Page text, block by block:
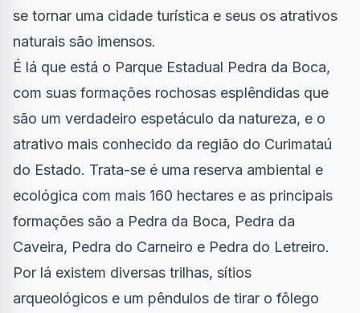
se tornar uma cidade turística e seus os atrativos
naturais são imensos.
É lá que está o Parque Estadual Pedra da Boca,
com suas formações rochosas esplêndidas que
são um verdadeiro espetáculo da natureza, e o
atrativo mais conhecido da região do Curimataú
do Estado. Trata-se é uma reserva ambiental e
ecológica com mais 160 hectares e as principais
formações são a Pedra da Boca, Pedra da
Caveira, Pedra do Carneiro e Pedra do Letreiro.
Por lá existem diversas trilhas, sítios
arqueológicos e um pêndulos de tirar o fôlego